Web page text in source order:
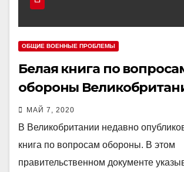
ОБЩИЕ ВОЕННЫЕ ПРОБЛЕМЫ
Белая книга по
обороны
МАЙ 7, 2020
В Великобритании недавно
книга по вопросам обороны. В этом
правительственном документе